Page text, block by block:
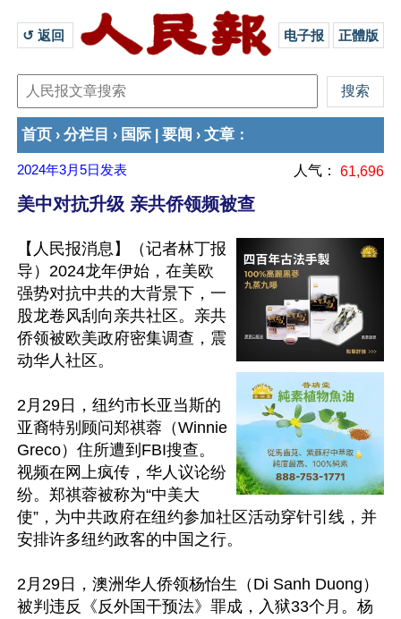
↺ 返回 电子报 正體版
首页 › 分栏目 › 国际 要闻 › 文章 ：
2024年3月5日 发表 人气： 61,696
美中对抗升级 亲共侨领频被查
【人民报消息】（记者林丁报
导）2024龙年伊始，在美欧
强势对抗中共的大背景下，一
股龙卷风刮向亲共社区。亲共
侨领被欧美政府密集调查，震
动华人社区。
2月29日，纽约市长亚当斯的
亚裔特别顾问郑祺蓉（Winnie
Greco）住所遭到FBI搜查。
视频在网上疯传，华人议论纷
纷。郑祺蓉被称为“中美大
使”，为中共政府在纽约参加社区活动穿针引线，并
安排许多纽约政客的中国之行。
2月29日，澳洲华人侨领杨怡生（Di Sanh Duong）
被判违反《反外国干预法》罪成，入狱33个月。杨